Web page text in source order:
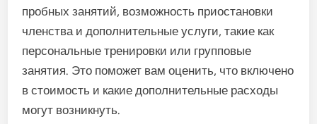
пробных занятий, возможность приостановки
членства и дополнительные услуги, такие как
персональные тренировки или групповые
занятия. Это поможет вам оценить, что включено
в стоимость и какие дополнительные расходы
могут возникнуть.